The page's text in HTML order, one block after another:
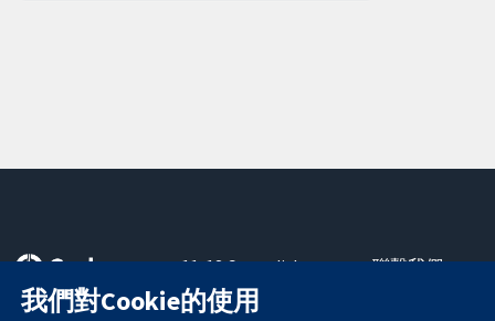
可信任實證
11-13 Cavendish
Square
London
聯繫我們
我們對Cookie的使用